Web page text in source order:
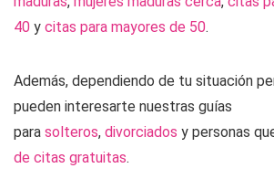
40 y citas para mayores de 50.
Además, dependiendo de tu situación
pueden interesarte nuestras guías
para solteros, divorciados y personas
de citas gratuitas.